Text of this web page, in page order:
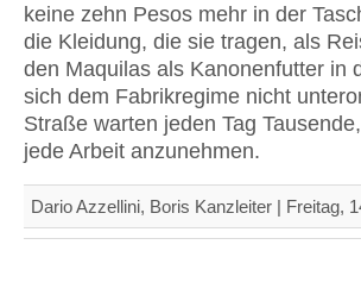
keine zehn Pesos mehr in der
die Kleidung, die sie tragen, als
den Maquilas als Kanonenfutter in
sich dem Fabrikregime nicht
Straße warten jeden Tag
jede Arbeit anzunehmen.
Dario Azzellini, Boris Kanzleiter | Freitag,